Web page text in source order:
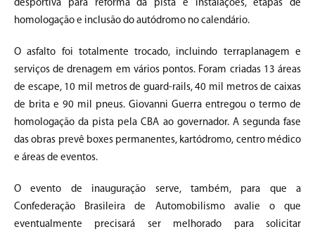
desportiva para reforma da pista e instalações, etapas de
homologação e inclusão do autódromo no calendário.
O asfalto foi totalmente trocado, incluindo terraplanagem e
serviços de drenagem em vários pontos. Foram criadas 13 áreas
de escape, 10 mil metros de guard-rails, 40 mil metros de caixas
de brita e 90 mil pneus. Giovanni Guerra entregou o termo de
homologação da pista pela CBA ao governador. A segunda fase
das obras prevê boxes permanentes, kartódromo, centro médico
e áreas de eventos.
O evento de inauguração serve, também, para que a
Confederação Brasileira de Automobilismo avalie o que
eventualmente precisará ser melhorado para solicitar